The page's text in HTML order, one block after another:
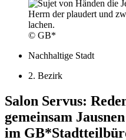
© GB*
Nachhaltige Stadt
2. Bezirk
Salon Servus:
gemeinsam Jausnen
im